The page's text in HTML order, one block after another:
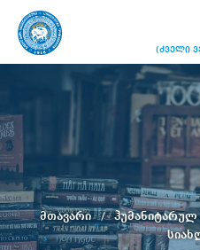
(ძველი
მთავარი
ჰუმანიტარულ